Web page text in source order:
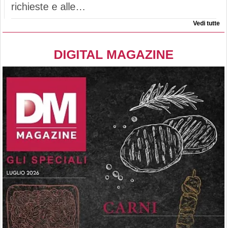
richieste e alle…
Vedi tutte
DIGITAL MAGAZINE